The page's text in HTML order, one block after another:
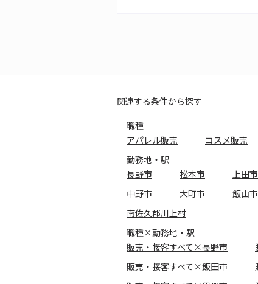
関連する条件から探す
職種
アパレル販売
コスメ販売
勤務地・駅
長野市
松本市 上田市
中野市
大町市 飯山市
南佐久郡川上村
職種×勤務地・駅
販売・接客すべて×長野市
販売・接客すべて×飯田市